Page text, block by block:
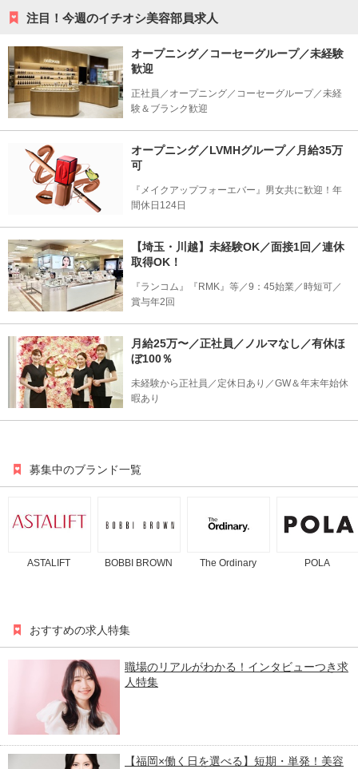
注目！今週のイチオシ美容部員求人
オープニング／コーセーグループ／未経験
歓迎
正社員／オープニング／コーセーグループ／未経
験＆ブランク歓迎
オープニング／LVMHグループ／月給35万
可
『メイクアップフォーエバー』男女共に歓迎！年
間休日124日
【埼玉・川越】未経験OK／面接1回／連休
取得OK！
『ランコム』『RMK』等／9：45始業／時短可／
賞与年2回
月給25万〜／正社員／ノルマなし／有休ほ
ぼ100％
未経験から正社員／定休日あり／GW＆年末年始休
暇あり
募集中のブランド一覧
ASTALIFT BOBBI BROWN The Ordinary POLA
おすすめの求人特集
職場のリアルがわかる！インタビューつき求
人特集
【福岡×働く日を選べる】短期・単発！美容